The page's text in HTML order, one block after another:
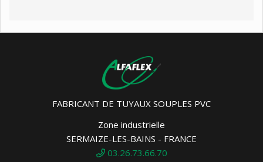
FABRICANT DE TUYAUX SOUPLES PVC
Zone industrielle
SERMAIZE-LES-BAINS - FRANCE
03.26.73.66.70